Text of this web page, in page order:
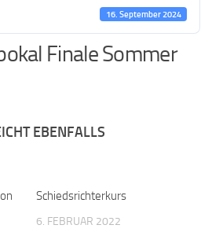
16. September 2024
Finale Sommer
EBENFALLS
Schiedsrichterkurs
6. FEBRUAR 2022